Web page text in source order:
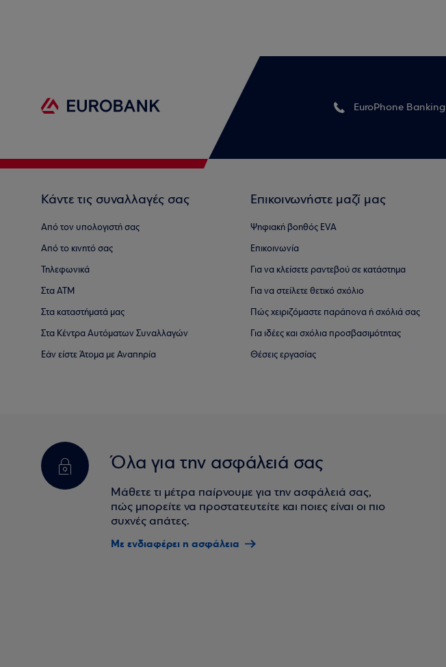
EuroPhone Banking
Κάντε τις συναλλαγές σας
Από τον υπολογιστή σας
Από το κινητό σας
Τηλεφωνικά
Στα ΑΤΜ
Στα καταστήματά μας
Στα Κέντρα Αυτόματων Συναλλαγών
Εάν είστε Άτομα με Αναπηρία
Επικοινωνήστε μαζί μας
Ψηφιακή βοηθός EVA
Επικοινωνία
Για να κλείσετε ραντεβού σε κατάστημα
Για να στείλετε θετικό σχόλιο
Πώς χειριζόμαστε παράπονα ή σχόλιά σας
Για ιδέες και σχόλια προσβασιμότητας
Θέσεις εργασίας
Όλα για την ασφάλειά σας
Μάθετε τι μέτρα παίρνουμε για την ασφάλειά σας,
πώς μπορείτε να προστατευτείτε και ποιες είναι οι πιο
συχνές απάτες.
Με ενδιαφέρει η ασφάλεια